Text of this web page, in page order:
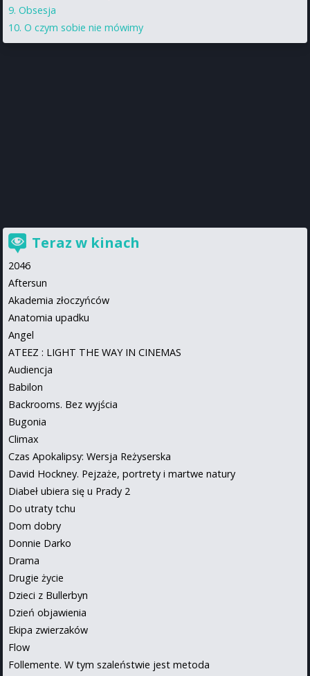
Obsesja
O czym sobie nie mówimy
Teraz w kinach
2046
Aftersun
Akademia złoczyńców
Anatomia upadku
Angel
ATEEZ : LIGHT THE WAY IN CINEMAS
Audiencja
Babilon
Backrooms. Bez wyjścia
Bugonia
Climax
Czas Apokalipsy: Wersja Reżyserska
David Hockney. Pejzaże, portrety i martwe natury
Diabeł ubiera się u Prady 2
Do utraty tchu
Dom dobry
Donnie Darko
Drama
Drugie życie
Dzieci z Bullerbyn
Dzień objawienia
Ekipa zwierzaków
Flow
Follemente. W tym szaleństwie jest metoda